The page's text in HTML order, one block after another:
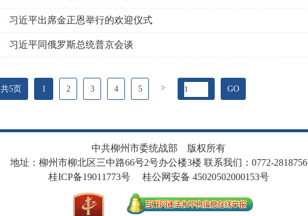
习近平出席金正恩举行的欢迎仪式
习近平同俄罗斯总统普京会谈
共5页 1 2 3 4 5 > GO
中共柳州市委统战部 版权所有
地址：柳州市柳北区三中路66号2号办公楼3楼 联系我们：0772-2818756
桂ICP备19011773号
桂公网安备 45020502000153号